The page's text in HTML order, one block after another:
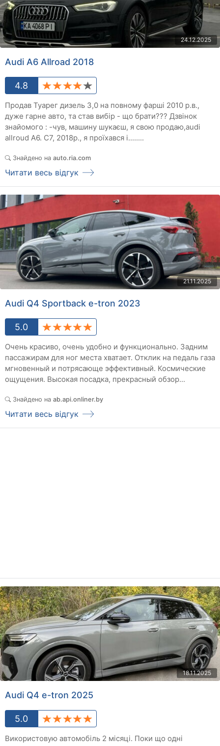
24.12.2025
Audi A6 Allroad 2018
4.8
Продав Туарег дизель 3,0 на повному фарші 2010 р.в.,
дуже гарне авто, та став вибір - що брати??? Дзвінок
знайомого : -чув, машину шукаєш, я свою продаю,audi
allroud A6. C7, 2018р., я проїхався і........
Знайдено на auto.ria.com
Читати весь відгук
21.11.2025
Audi Q4 Sportback e-tron 2023
5.0
Очень красиво, очень удобно и функционально. Задним
пассажирам для ног места хватает. Отклик на педаль газа
мгновенный и потрясающе эффективный. Космические
ощущения. Высокая посадка, прекрасный обзор...
Знайдено на ab.api.onliner.by
Читати весь відгук
18.11.2025
Audi Q4 e-tron 2025
5.0
Використовую автомобіль 2 місяці. Поки що одні